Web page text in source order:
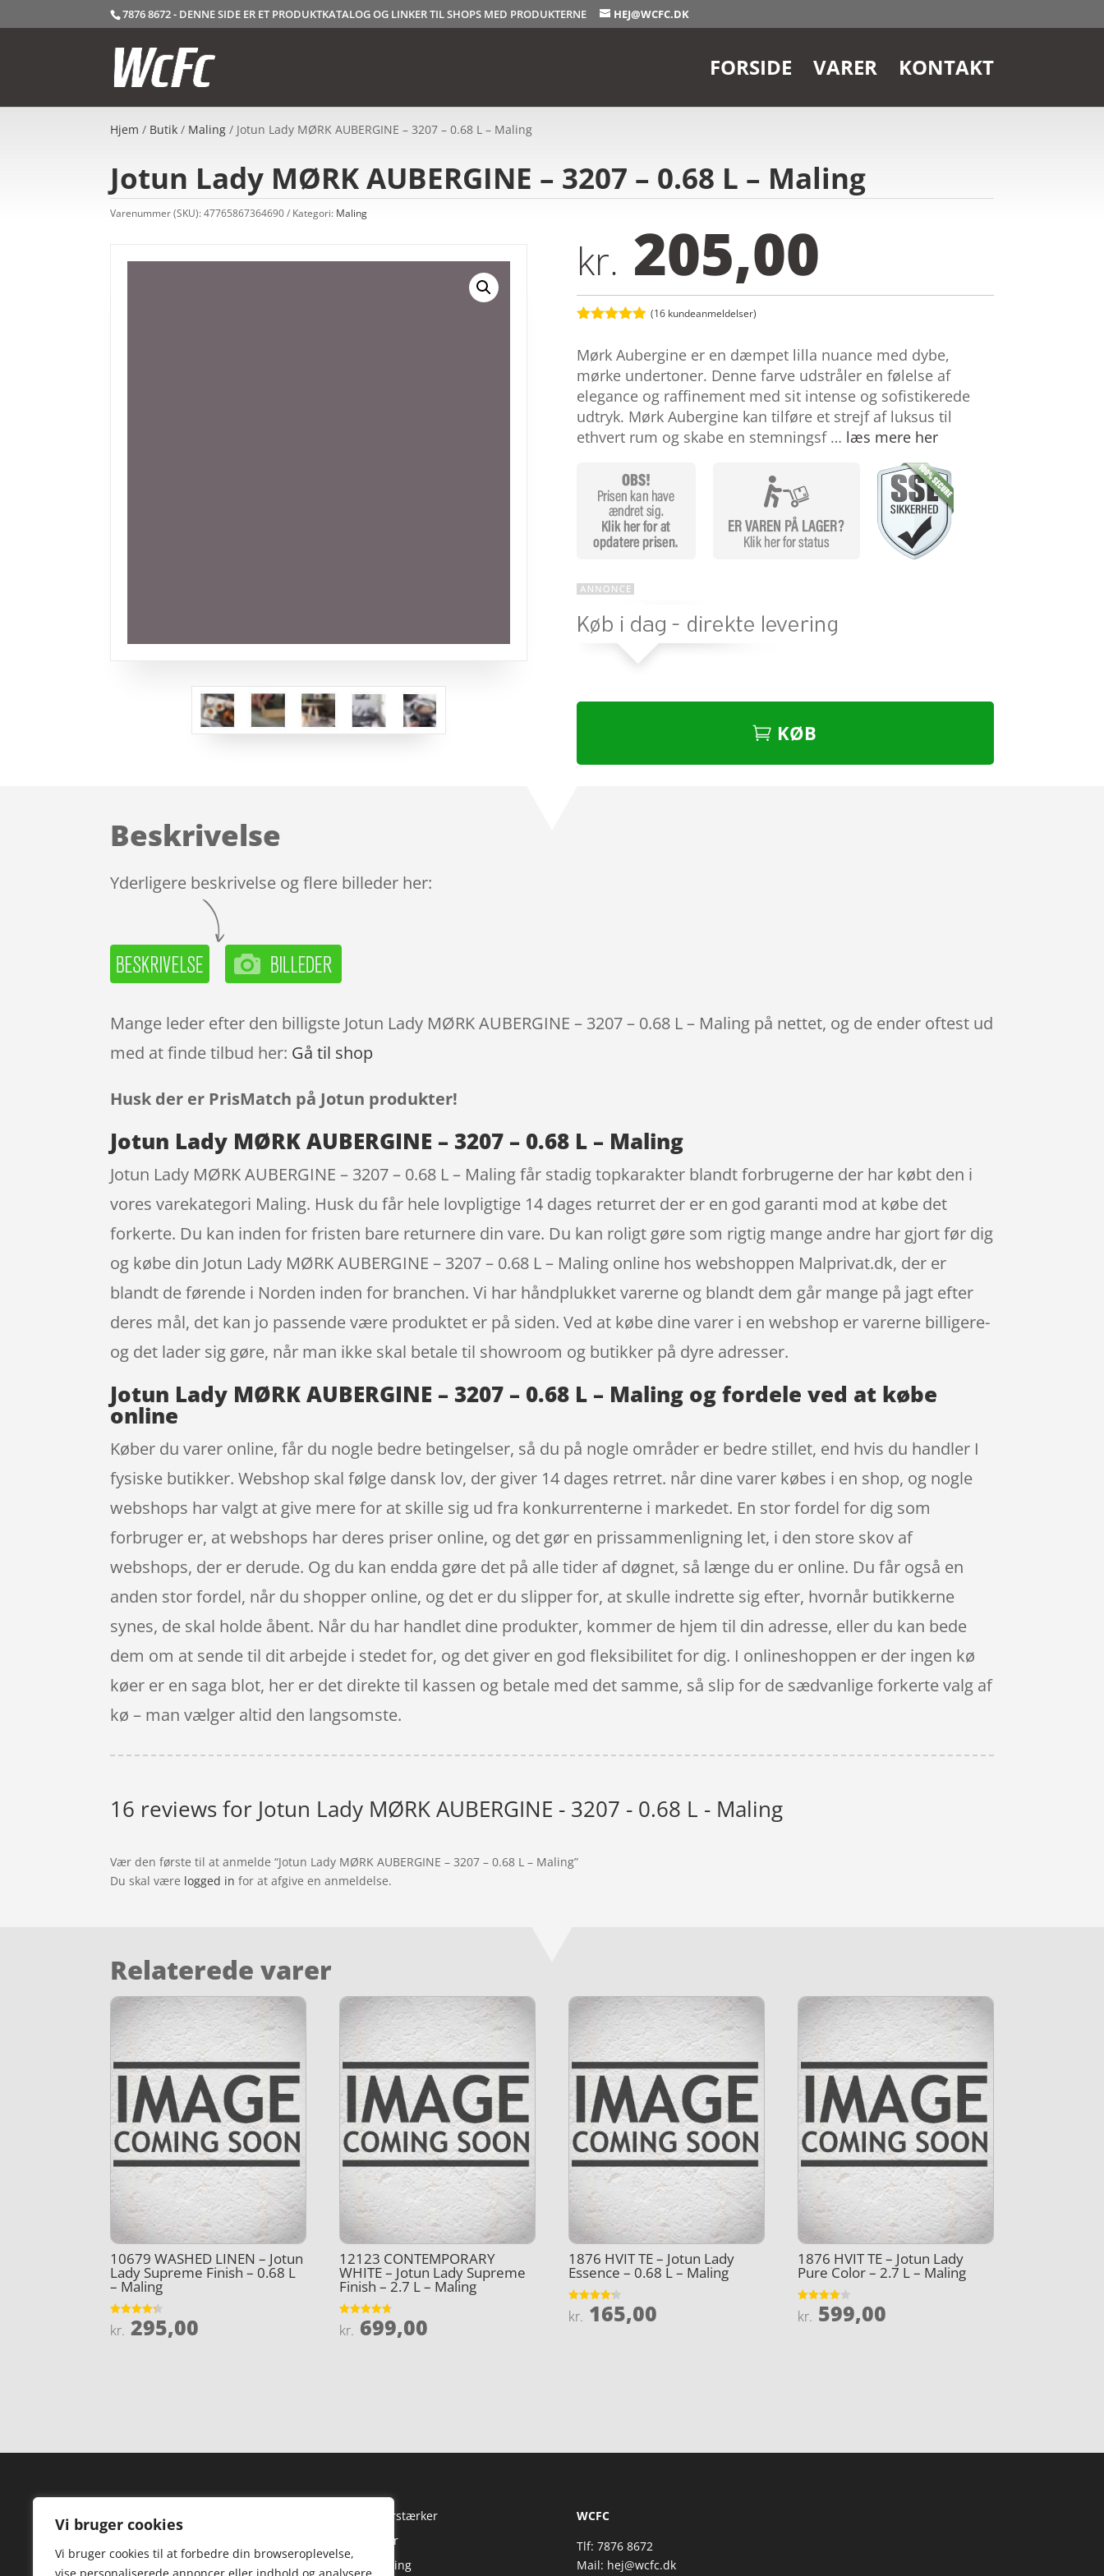
Vi bruger cookies
Vi bruger cookies til at forbedre din browseroplevelse,
7876 8672 - DENNE SIDE ER ET PRODUKTKATALOG OG LINKER TIL SHOPS MED PRODUKTERNE HEJ@WCFC.DK
FORSIDE VARER KONTAKT
Hjem / Butik / Maling / Jotun Lady MØRK AUBERGINE – 3207 – 0.68 L – Maling
Jotun Lady MØRK AUBERGINE – 3207 – 0.68 L – Maling
Varenummer (SKU):47765867364690 Kategori: Maling
kr. 205,00
ud af 5
baseret på
kundebedøm
melser
(16kundeanmeldelser)
Mørk Aubergine er en dæmpet lilla nuance med dybe,
mørke undertoner. Denne farve udstråler en følelse af
elegance og raffinement med sit intense og sofistikerede
udtryk. Mørk Aubergine kan tilføre et strejf af luksus til
ethvert rum og skabe en stemningsf … læs mere her
KØB
Beskrivelse
Yderligere beskrivelse og flere billeder her:
Mange leder efter den billigste Jotun Lady MØRK AUBERGINE – 3207 – 0.68 L – Maling på nettet, og de ender oftest ud
med at finde tilbud her: Gå til shop
Husk der er PrisMatch på Jotun produkter!
Jotun Lady MØRK AUBERGINE – 3207 – 0.68 L – Maling
Jotun Lady MØRK AUBERGINE – 3207 – 0.68 L – Maling får stadig topkarakter blandt forbrugerne der har købt den i
vores varekategori Maling. Husk du får hele lovpligtige 14 dages returret der er en god garanti mod at købe det
forkerte. Du kan inden for fristen bare returnere din vare. Du kan roligt gøre som rigtig mange andre har gjort før dig
og købe din Jotun Lady MØRK AUBERGINE – 3207 – 0.68 L – Maling online hos webshoppen Malprivat.dk, der er
blandt de førende i Norden inden for branchen. Vi har håndplukket varerne og blandt dem går mange på jagt efter
deres mål, det kan jo passende være produktet er på siden. Ved at købe dine varer i en webshop er varerne billigere-
og det lader sig gøre, når man ikke skal betale til showroom og butikker på dyre adresser.
Jotun Lady MØRK AUBERGINE – 3207 – 0.68 L – Maling og fordele ved at købe
online
Køber du varer online, får du nogle bedre betingelser, så du på nogle områder er bedre stillet, end hvis du handler I
fysiske butikker. Webshop skal følge dansk lov, der giver 14 dages retrret. når dine varer købes i en shop, og nogle
webshops har valgt at give mere for at skille sig ud fra konkurrenterne i markedet. En stor fordel for dig som
forbruger er, at webshops har deres priser online, og det gør en prissammenligning let, i den store skov af
webshops, der er derude. Og du kan endda gøre det på alle tider af døgnet, så længe du er online. Du får også en
anden stor fordel, når du shopper online, og det er du slipper for, at skulle indrette sig efter, hvornår butikkerne
synes, de skal holde åbent. Når du har handlet dine produkter, kommer de hjem til din adresse, eller du kan bede
dem om at sende til dit arbejde i stedet for, og det giver en god fleksibilitet for dig. I onlineshoppen er der ingen kø
køer er en saga blot, her er det direkte til kassen og betale med det samme, så slip for de sædvanlige forkerte valg af
kø – man vælger altid den langsomste.
16 reviews for Jotun Lady MØRK AUBERGINE - 3207 - 0.68 L - Maling
Vær den første til at anmelde “Jotun Lady MØRK AUBERGINE – 3207 – 0.68 L – Maling”
Du skal være logged in for at afgive en anmeldelse.
Relaterede varer
10679 WASHED LINEN – Jotun
Lady Supreme Finish – 0.68 L
– Maling
Vurderet
4.3
kr. 295,00
12123 CONTEMPORARY
WHITE – Jotun Lady Supreme
Finish – 2.7 L – Maling
Vurderet
4.7
kr. 699,00
1876 HVIT TE – Jotun Lady
Essence – 0.68 L – Maling
Vurderet
4.2
kr. 165,00
1876 HVIT TE – Jotun Lady
Pure Color – 2.7 L – Maling
Vurderet
4
kr. 599,00
Forside
Kontakt
HiFi Forstærker
Højtaler
Streaming
WCFC
Tlf: 7876 8672
Mail: hej@wcfc.dk